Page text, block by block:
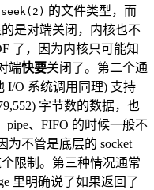
的文件类型，而
是对端关闭，内核也不
了，因为内核只可能知
端快要关闭了。第二个通
I/O 系统调用同理) 支持
字节数的数据，也
pipe、FIFO 的时候一般不
为不管是底层的 socket
限制。第三种情况通常
里明确说了如果返回了